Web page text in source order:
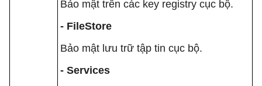
Bảo mật trên các key registry cục bộ.
- FileStore
Bảo mật lưu trữ tập tin cục bộ.
- Services